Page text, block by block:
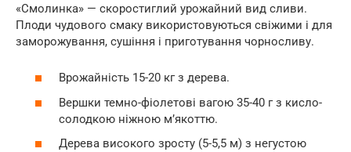
«Смолинка» — скоростиглий урожайний вид сливи.
Плоди чудового смаку використовуються свіжими і для
заморожування, сушіння і приготування чорносливу.
Врожайність 15-20 кг з дерева.
Вершки темно-фіолетові вагою 35-40 г з кисло-
солодкою ніжною м’якоттю.
Дерева високого зросту (5-5,5 м) з негустою